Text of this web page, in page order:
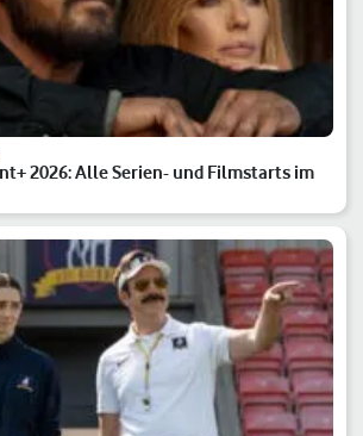
2026: Alle Serien- und Filmstarts im